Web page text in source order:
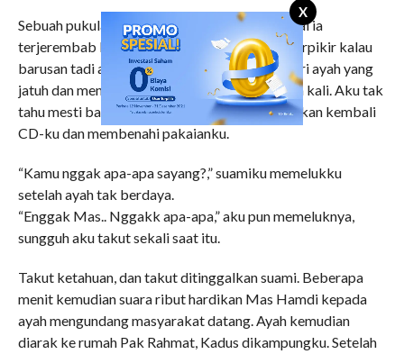
X
Sebuah pukulan menyasar kewajah ayah sampai ia
terjerembab kelantai. Rupanya Mas Hamdi berpikir kalau
barusan tadi aku diperkosa, ia lalu menghampiri ayah yang
jatuh dan menendang tubuh tua ayah beberapa kali. Aku tak
tahu mesti bagaimana saat itu, selain mengenakan kembali
CD-ku dan membenahi pakaianku.
“Kamu nggak apa-apa sayang?,” suamiku memelukku
setelah ayah tak berdaya.
“Enggak Mas.. Nggakk apa-apa,” aku pun memeluknya,
sungguh aku takut sekali saat itu.
Takut ketahuan, dan takut ditinggalkan suami. Beberapa
menit kemudian suara ribut hardikan Mas Hamdi kepada
ayah mengundang masyarakat datang. Ayah kemudian
diarak ke rumah Pak Rahmat, Kadus dikampungku. Setelah